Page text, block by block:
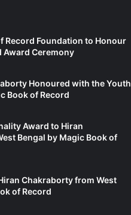
Record Foundation to Honour
Award Ceremony
Honoured with the Youth
Book of Record
Award to Hiran
Bengal by Magic Book of
Chakraborty from West
of Record